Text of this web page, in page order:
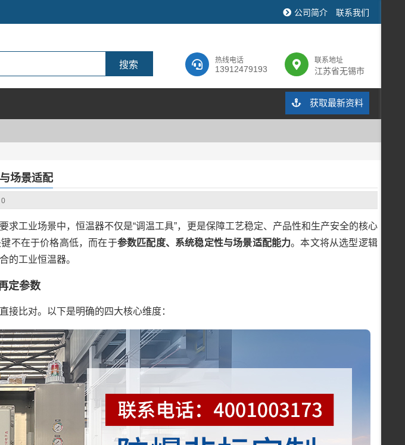
公司简介 联系我们
热线电话
13912479193
联系地址
江苏省无锡市
获取最新资料
场景适配
0
求工业场景中，恒温器不仅是“调温工具”，更是保障工艺稳定、产品性和生产安全的核心
不在于价格高低，而在于参数匹配度、系统稳定性与场景适配能力。本文将从选型逻辑
的工业恒温器。
定参数
接比对。以下是明确的四大核心维度：